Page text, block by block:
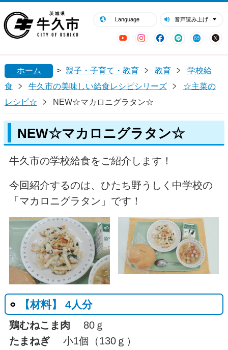
Language 音声読み上げ
YouTubeInstagram
Facebook
LINE Mail
閉じる
ホーム > 親子・子育て・教育 教育
学校給
食
牛久市の美味しい給食レシピシリーズ
☆主菜の
レシピ☆
NEW☆マカロニグラタン☆
NEW☆マカロニグラタン☆
牛久市の学校給食をご紹介します！
今回紹介するのは、ひたち野うしく中学校の
「マカロニグラタン」です！
【材料】 4人分
鶏むねこま肉 80ｇ
たまねぎ小1個（130ｇ）